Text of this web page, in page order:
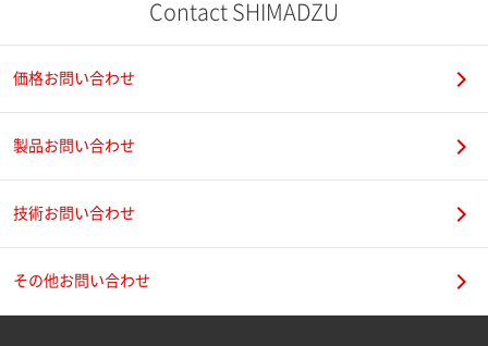
Contact SHIMADZU
価格お問い合わせ
製品お問い合わせ
技術お問い合わせ
その他お問い合わせ